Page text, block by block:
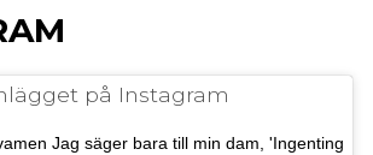
på Instagram
Jag säger bara till min dam, 'Ingenting